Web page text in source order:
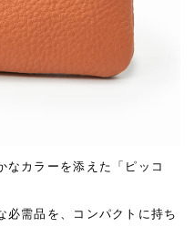
なカラーを添えた「ピッコ
必需品を、コンパクトに持ち